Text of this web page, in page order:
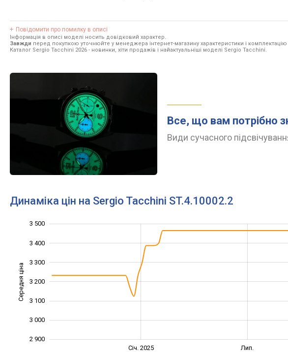
Повідомити про помилку в описі
Інформація в описі моделі носить довідковий характер.
Завжди перед покупкою уточнюйте у менеджера інтернет-магазину характеристики і комплектацію
Каталог Sergio Tacchini 2026 - новинки, хіти продажів і найактуальніші моделі Sergio Tacchini.
Все, що вам потрібно
Види сучасного
Динаміка цін на Sergio Tacchini ST.4.10002.2
Середня ціна 2 900
2 900
3 000
3 100
3 200
3 300
3 400
3 500
Січ. 2025 Лип.